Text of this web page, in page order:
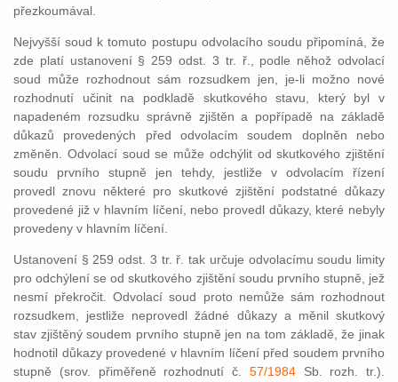
přezkoumával.
Nejvyšší soud k tomuto postupu odvolacího soudu připomíná, že
zde platí ustanovení § 259 odst. 3 tr. ř., podle něhož odvolací
soud může rozhodnout sám rozsudkem jen, je-li možno nové
rozhodnutí učinit na podkladě skutkového stavu, který byl v
napadeném rozsudku správně zjištěn a popřípadě na základě
důkazů provedených před odvolacím soudem doplněn nebo
změněn. Odvolací soud se může odchýlit od skutkového zjištění
soudu prvního stupně jen tehdy, jestliže v odvolacím řízení
provedl znovu některé pro skutkové zjištění podstatné důkazy
provedené již v hlavním líčení, nebo provedl důkazy, které nebyly
provedeny v hlavním líčení.
Ustanovení § 259 odst. 3 tr. ř. tak určuje odvolacímu soudu limity
pro odchýlení se od skutkového zjištění soudu prvního stupně, jež
nesmí překročit. Odvolací soud proto nemůže sám rozhodnout
rozsudkem, jestliže neprovedl žádné důkazy a měnil skutkový
stav zjištěný soudem prvního stupně jen na tom základě, že jinak
hodnotil důkazy provedené v hlavním líčení před soudem prvního
stupně (srov. přiměřeně rozhodnutí č. 57/1984Sb. rozh. tr.).